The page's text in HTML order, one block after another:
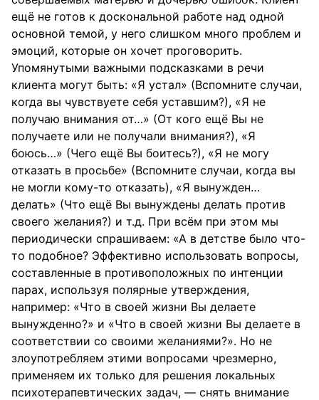
ещё не готов к доскональной работе над одной
основной темой, у него слишком много проблем и
эмоций, которые он хочет проговорить.
Упомянутыми важными подсказками в речи
клиента могут быть: «Я устал» (Вспомните случаи,
когда вы чувствуете себя уставшим?), «Я не
получаю внимания от…» (От кого ещё Вы не
получаете или не получали внимания?), «Я
боюсь…» (Чего ещё Вы боитесь?), «Я не могу
отказать в просьбе» (Вспомните случаи, когда вы
не могли кому-то отказать), «Я вынужден…
делать» (Что ещё Вы вынуждены делать против
своего желания?) и т.д. При всём при этом мы
периодически спрашиваем: «А в детстве было что-
то подобное? Эффективно использовать вопросы,
составленные в противоположных по интенции
парах, используя полярные утверждения,
например: «Что в своей жизни Вы делаете
вынужденно?» и «Что в своей жизни Вы делаете в
соответствии со своими желаниями?». Но не
злоупотребляем этими вопросами чрезмерно,
применяем их только для решения локальных
психотерапевтических задач, — снять внимание